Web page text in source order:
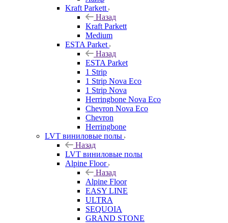
Kraft Parkett
Назад
Kraft Parkett
Medium
ESTA Parket
Назад
ESTA Parket
1 Strip
1 Strip Nova Eco
1 Strip Nova
Herringbone Nova Eco
Chevron Nova Eco
Chevron
Herringbone
LVT виниловые полы
Назад
LVT виниловые полы
Alpine Floor
Назад
Alpine Floor
EASY LINE
ULTRA
SEQUOIA
GRAND STONE